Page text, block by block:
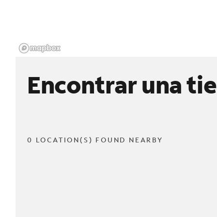
Encontrar una
0 LOCATION(S) FOUND NEARBY